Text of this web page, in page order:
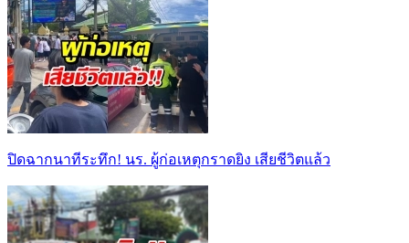
ปิดฉากนาทีระทึก! นร. ผู้ก่อเหตุกราดยิง เสียชีวิตแล้ว